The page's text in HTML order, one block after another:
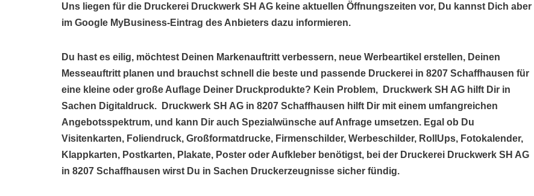
Uns liegen für die Druckerei Druckwerk SH AG keine aktuellen Öffnungszeiten vor, Du kannst Dich aber
im Google MyBusiness-Eintrag des Anbieters dazu informieren.
Du hast es eilig, möchtest Deinen Markenauftritt verbessern, neue Werbeartikel erstellen, Deinen
Messeauftritt planen und brauchst schnell die beste und passende Druckerei in 8207 Schaffhausen für
eine kleine oder große Auflage Deiner Druckprodukte? Kein Problem, Druckwerk SH AG hilft Dir in
Sachen Digitaldruck. Druckwerk SH AG in 8207 Schaffhausen hilft Dir mit einem umfangreichen
Angebotsspektrum, und kann Dir auch Spezialwünsche auf Anfrage umsetzen. Egal ob Du
Visitenkarten, Foliendruck, Großformatdrucke, Firmenschilder, Werbeschilder, RollUps, Fotokalender,
Klappkarten, Postkarten, Plakate, Poster oder Aufkleber benötigst, bei der Druckerei Druckwerk SH AG
in 8207 Schaffhausen wirst Du in Sachen Druckerzeugnisse sicher fündig.